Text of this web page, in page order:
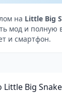
или
на Little Big
мод и полную
и смартфон.
Little Big